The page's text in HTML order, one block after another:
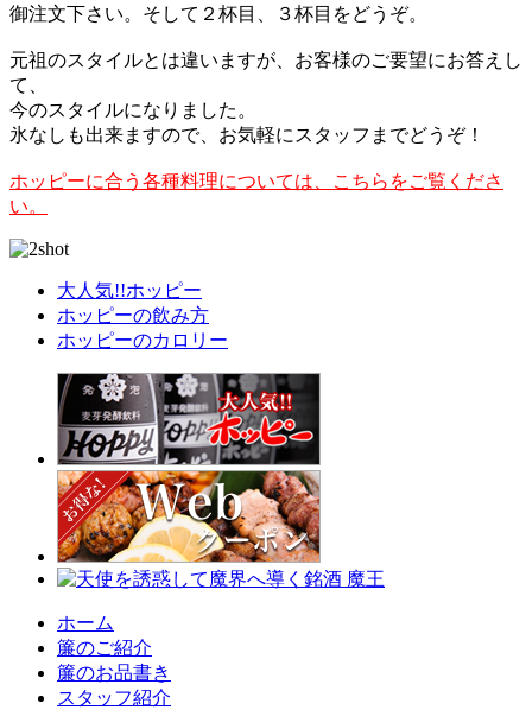
御注文下さい。そして２杯目、３杯目をどうぞ。
元祖のスタイルとは違いますが、お客様のご要望にお答えし
て、
今のスタイルになりました。
氷なしも出来ますので、お気軽にスタッフまでどうぞ！
ホッピーに合う各種料理については、こちらをご覧くださ
い。
大人気!!ホッピー
ホッピーの飲み方
ホッピーのカロリー
ホーム
簾のご紹介
簾のお品書き
スタッフ紹介